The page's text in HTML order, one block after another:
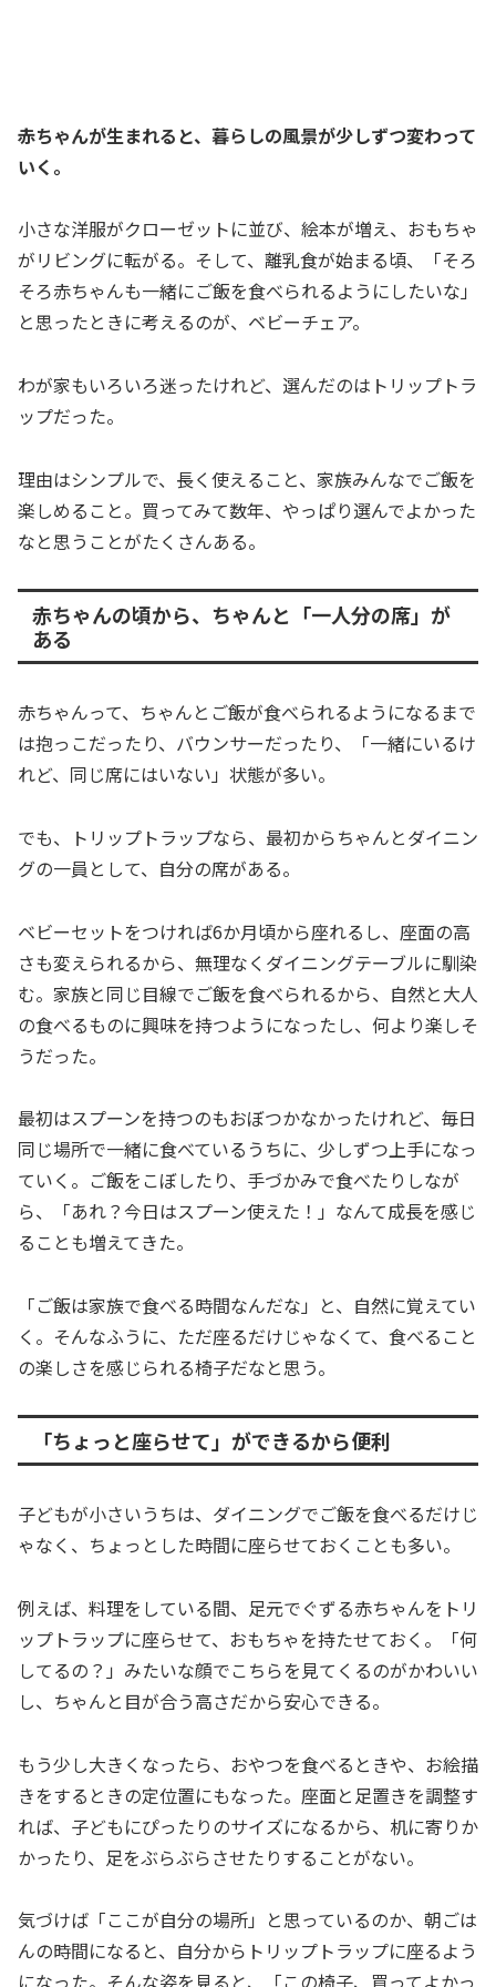
赤ちゃんが生まれると、暮らしの風景が少しずつ変わって
いく。
小さな洋服がクローゼットに並び、絵本が増え、おもちゃ
がリビングに転がる。そして、離乳食が始まる頃、「そろ
そろ赤ちゃんも一緒にご飯を食べられるようにしたいな」
と思ったときに考えるのが、ベビーチェア。
わが家もいろいろ迷ったけれど、選んだのはトリップトラ
ップだった。
理由はシンプルで、長く使えること、家族みんなでご飯を
楽しめること。買ってみて数年、やっぱり選んでよかった
なと思うことがたくさんある。
赤ちゃんの頃から、ちゃんと「一人分の席」が
ある
赤ちゃんって、ちゃんとご飯が食べられるようになるまで
は抱っこだったり、バウンサーだったり、「一緒にいるけ
れど、同じ席にはいない」状態が多い。
でも、トリップトラップなら、最初からちゃんとダイニン
グの一員として、自分の席がある。
ベビーセットをつければ6か月頃から座れるし、座面の高
さも変えられるから、無理なくダイニングテーブルに馴染
む。家族と同じ目線でご飯を食べられるから、自然と大人
の食べるものに興味を持つようになったし、何より楽しそ
うだった。
最初はスプーンを持つのもおぼつかなかったけれど、毎日
同じ場所で一緒に食べているうちに、少しずつ上手になっ
ていく。ご飯をこぼしたり、手づかみで食べたりしなが
ら、「あれ？今日はスプーン使えた！」なんて成長を感じ
ることも増えてきた。
「ご飯は家族で食べる時間なんだな」と、自然に覚えてい
く。そんなふうに、ただ座るだけじゃなくて、食べること
の楽しさを感じられる椅子だなと思う。
「ちょっと座らせて」ができるから便利
子どもが小さいうちは、ダイニングでご飯を食べるだけじ
ゃなく、ちょっとした時間に座らせておくことも多い。
例えば、料理をしている間、足元でぐずる赤ちゃんをトリ
ップトラップに座らせて、おもちゃを持たせておく。「何
してるの？」みたいな顔でこちらを見てくるのがかわいい
し、ちゃんと目が合う高さだから安心できる。
もう少し大きくなったら、おやつを食べるときや、お絵描
きをするときの定位置にもなった。座面と足置きを調整す
れば、子どもにぴったりのサイズになるから、机に寄りか
かったり、足をぶらぶらさせたりすることがない。
気づけば「ここが自分の場所」と思っているのか、朝ごは
んの時間になると、自分からトリップトラップに座るよう